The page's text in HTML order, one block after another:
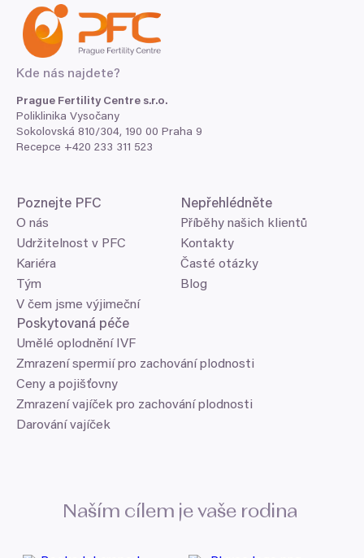
Kde nás najdete?
Prague Fertility Centre s.r.o.
Poliklinika Vysočany
Sokolovská 810/304, 190 00 Praha 9
Recepce +420 233 311 523
Poznejte PFC
O nás
V čem jsme výjimeční
Tým
Udržitelnost v PFC
Kariéra
Poskytovaná péče
Umělé oplodnění IVF
Darování vajíček
Zmrazení vajíček pro zachování plodnosti
Zmrazení spermií pro zachování plodnosti
Ceny a pojišťovny
Nepřehlédněte
Příběhy našich klientů
Blog
Časté otázky
Kontakty
Naším cílem je vaše rodina